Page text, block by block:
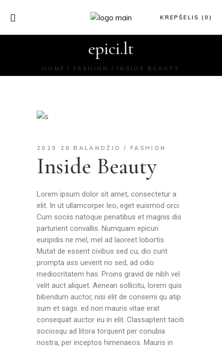
KREPŠELIS (0)
epici.lt
HOME FASHION INSIDE BEAUTY
2020 28 BALANDŽIO FASHION
Inside Beauty
Lorem ipsum dolor sit amet, consectetur a
elit. In ut ullamcorper leo, eget euismod orci.
Cum sociis natoque penatibus et magnis dis
parturient convallis. Numquam epicuri
euripidis ne mel, mel ad laoreet lobortis.
Mutat de essent civibus sed cu, dio cunt
prompta ass ueverit no sed, ad odio
mediocritatem has. Proins gravid de nibh vel
velit auct aliquet. Aenean sollicitu, lorem quis
bibendum auctor, nisi elit de consemi qu atip
sum et sags. ed non mauris vitae erat
consequat auctor eu in elit. Classaptent taciti
sociosqu ad litora torquent per conubia
nostra, per inceptos himenaeos. Mauris in